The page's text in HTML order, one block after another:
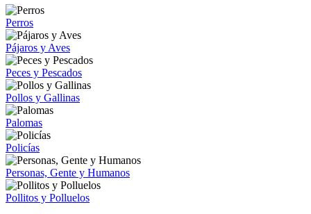
Perros
Pájaros y Aves
Peces y Pescados
Pollos y Gallinas
Palomas
Policías
Personas, Gente y Humanos
Pollitos y Polluelos